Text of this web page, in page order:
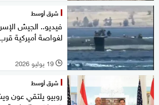
شرق أوسط
فيديو.. الجيش
لغواصة أميركية
l 19 يوليو 2026
شرق أوسط
روبيو يلتقي عون